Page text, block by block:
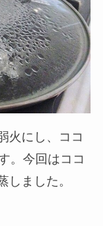
火にし、ココ
。今回はココ
しました。